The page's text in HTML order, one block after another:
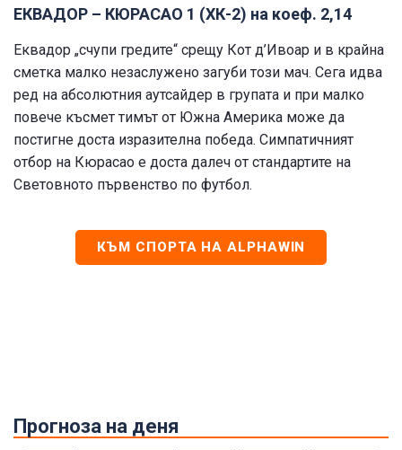
ЕКВАДОР – КЮРАСАО 1 (ХК-2) на коеф. 2,14
Еквадор „счупи гредите“ срещу Кот д’Ивоар и в крайна
сметка малко незаслужено загуби този мач. Сега идва
ред на абсолютния аутсайдер в групата и при малко
повече късмет тимът от Южна Америка може да
постигне доста изразителна победа. Симпатичният
отбор на Кюрасао е доста далеч от стандартите на
Световното първенство по футбол.
КЪМ СПОРТА НА ALPHAWIN
Прогноза на деня